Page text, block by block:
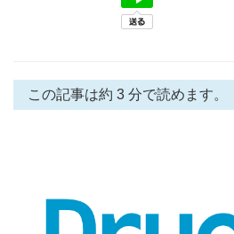
この記事は約 3 分で読めます。